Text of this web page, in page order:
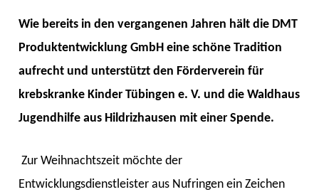
Wie bereits in den vergangenen Jahren hält die DMT
Produktentwicklung GmbH eine schöne Tradition
aufrecht und unterstützt den Förderverein für
krebskranke Kinder Tübingen e. V. und die Waldhaus
Jugendhilfe aus Hildrizhausen mit einer Spende.
Zur Weihnachtszeit möchte der
Entwicklungsdienstleister aus Nufringen ein Zeichen